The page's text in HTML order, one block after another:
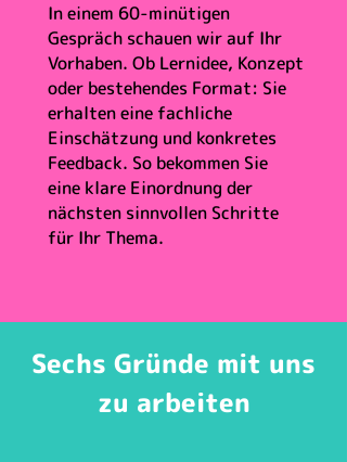
In einem 60-minütigen
Gespräch schauen wir auf Ihr
Vorhaben. Ob Lernidee, Konzept
oder bestehendes Format: Sie
erhalten eine fachliche
Einschätzung und konkretes
Feedback. So bekommen Sie
eine klare Einordnung der
nächsten sinnvollen Schritte
für Ihr Thema.
Sechs Gründe mit uns
zu arbeiten